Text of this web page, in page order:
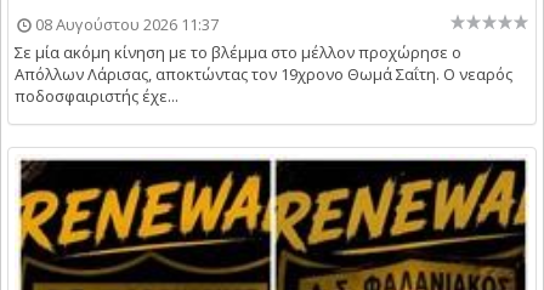
08 Αυγούστου 2026 11:37
Σε μία ακόμη κίνηση με το βλέμμα στο μέλλον προχώρησε ο
Απόλλων Λάρισας, αποκτώντας τον 19χρονο Θωμά Σαΐτη. Ο νεαρός
ποδοσφαιριστής έχε...